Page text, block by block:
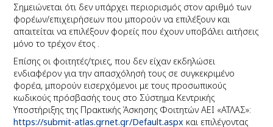
Σημειώνεται ότι δεν υπάρχει περιορισμός στον αριθμό των
φορέων/επιχειρήσεων που μπορούν να επιλέξουν και
απαιτείται να επιλέξουν φορείς που έχουν υποβάλει αιτήσεις
μόνο το τρέχον έτος .
Επίσης οι φοιτητές/τριες, που δεν είχαν εκδηλώσει
ενδιαφέρον για την απασχόλησή τους σε συγκεκριμένο
φορέα, μπορούν εισερχόμενοι με τους προσωπικούς
κωδικούς πρόσβασής τους στο Σύστημα Κεντρικής
Υποστήριξης της Πρακτικής Άσκησης Φοιτητών ΑΕΙ «ΑΤΛΑΣ»:
https://submit-atlas.grnet.gr/Default.aspx και επιλέγοντας